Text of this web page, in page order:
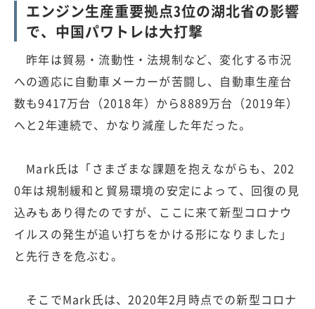
エンジン生産重要拠点3位の湖北省の影響
で、中国パワトレは大打撃
昨年は貿易・流動性・法規制など、変化する市況
への適応に自動車メーカーが苦闘し、自動車生産台
数も9417万台（2018年）から8889万台（2019年）
へと2年連続で、かなり減産した年だった。
Mark氏は「さまざまな課題を抱えながらも、202
0年は規制緩和と貿易環境の安定によって、回復の見
込みもあり得たのですが、ここに来て新型コロナウ
イルスの発生が追い打ちをかける形になりました」
と先行きを危ぶむ。
そこでMark氏は、2020年2月時点での新型コロナ